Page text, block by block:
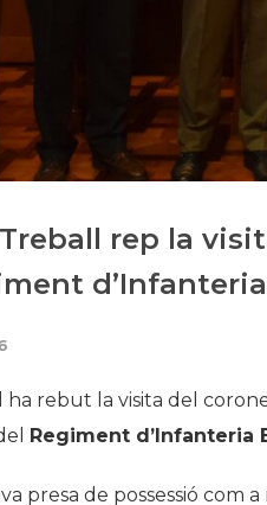
rep la
rebut la visita del
Regiment d’Infanteria
presa de possessió com